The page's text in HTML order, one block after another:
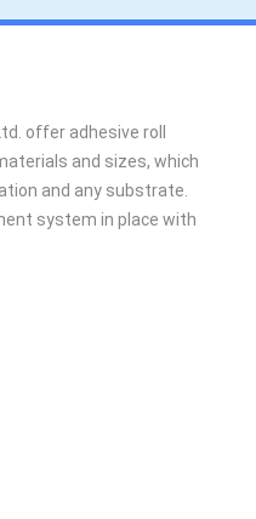
offer adhesive roll
and sizes, which
and any substrate.
system in place with